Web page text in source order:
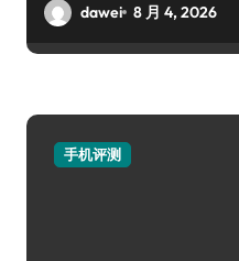
dawei 8 月 4, 2026
手机评测